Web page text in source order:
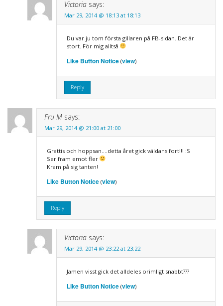
Victoria says:
Mar 29, 2014 @ 18:13 at 18:13
Du var ju tom första gillaren på FB-sidan. Det är
stort. För mig alltså
Like Button Notice(view)
Reply
Fru M says:
Mar 29, 2014 @ 21:00 at 21:00
Grattis och hoppsan….detta året gick väldans fort!!! :S
Ser fram emot fler
Kram på sig tanten!
Like Button Notice(view)
Reply
Victoria says:
Mar 29, 2014 @ 23:22 at 23:22
Jamen visst gick det alldeles orimligt snabbt???
Like Button Notice(view)